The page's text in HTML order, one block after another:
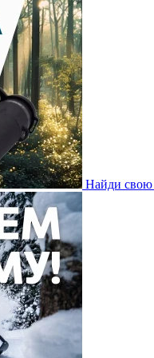
Найди свою